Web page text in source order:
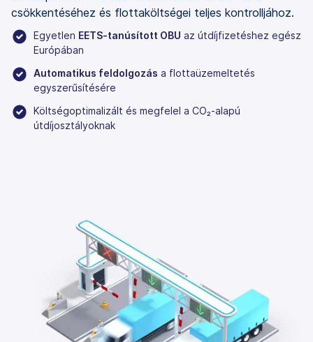
csökkentéséhez és flottaköltségei teljes kontrolljához.
Egyetlen EETS-tanúsított OBU az útdíjfizetéshez egész
Európában
Automatikus feldolgozás a flottaüzemeltetés
egyszerűsítésére
Költségoptimalizált és megfelel a CO₂-alapú
útdíjosztályoknak